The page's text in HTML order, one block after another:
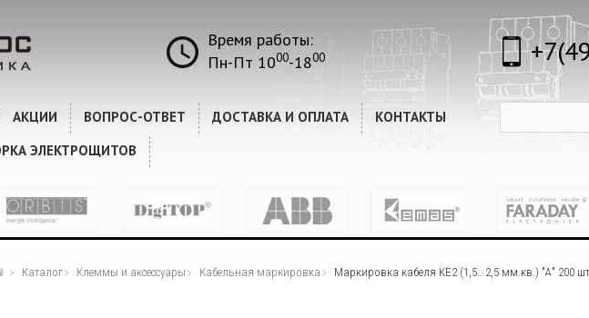
Время работы:
Пн-Пт 1000-1800
АКЦИИ ВОПРОС-ОТВЕТ ДОСТАВКА И ОПЛАТА
КОНТАКТЫ
ЭЛЕКТРОЩИТОВ
Каталог Клеммы и аксессуары Кабельная маркировка Маркировка кабеля KE2 (1,5...2,5 мм.кв.) "А" 200